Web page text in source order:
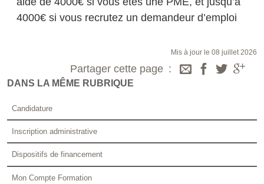
4000€ si vous recrutez un demandeur d’emploi
Mis à jour le 08 juillet 2026
Partager cette page
DANS LA MÊME RUBRIQUE
Candidature
Inscription administrative
Dispositifs de financement
Mon Compte Formation